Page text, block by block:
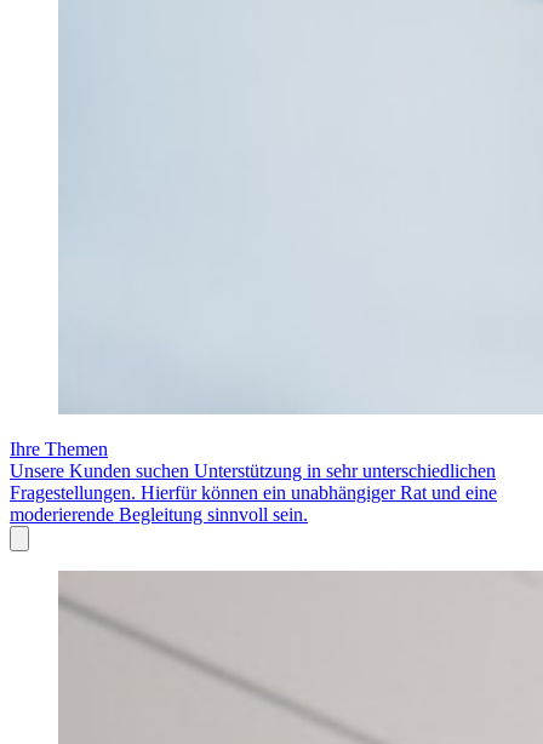
Ihre Themen
Unsere Kunden suchen Unterstützung in sehr unterschiedlichen
Fragestellungen. Hierfür können ein unabhängiger Rat und eine
moderierende Begleitung sinnvoll sein.